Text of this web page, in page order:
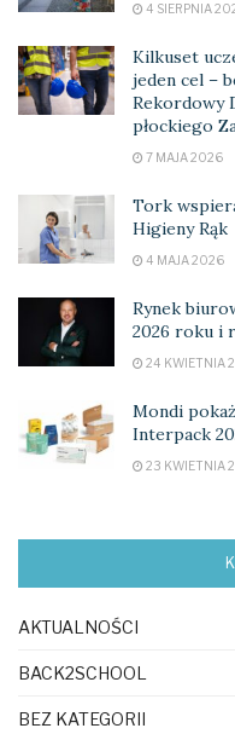
4 SIERPNIA
Kilkuset
jeden cel –
Rekordowy
płockiego
7 MAJA 2026
Tork
Higieny Rąk
4 MAJA 2026
Rynek
2026 roku i
24 KWIETNIA
Mondi
Interpack
23 KWIETNIA
AKTUALNOŚCI
BACK2SCHOOL
BEZ KATEGORII